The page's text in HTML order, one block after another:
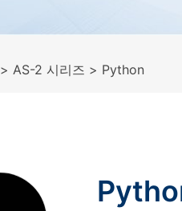
> AS-2 시리즈 > Python